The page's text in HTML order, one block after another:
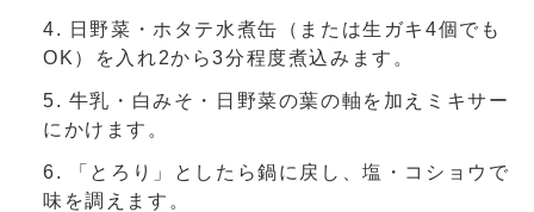
日野菜・ホタテ水煮缶（または生ガキ4個でも
OK）を入れ2から3分程度煮込みます。
牛乳・白みそ・日野菜の葉の軸を加えミキサー
にかけます。
「とろり」としたら鍋に戻し、塩・コショウで
味を調えます。